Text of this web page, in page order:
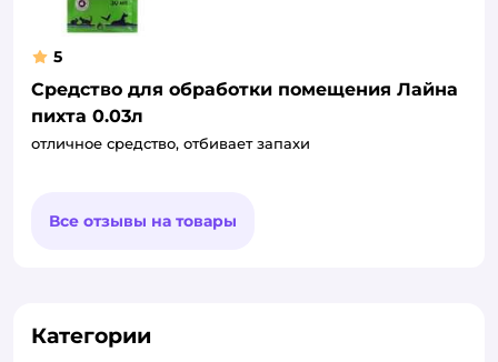
5
Средство для обработки помещения Лайна
пихта 0.03л
отличное средство, отбивает запахи
Все отзывы на товары
Категории